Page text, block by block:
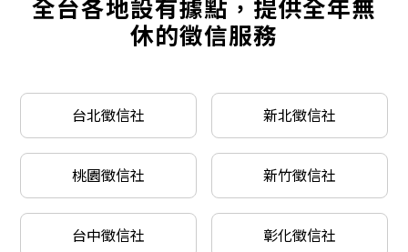
全台各地設有據點，提供全年無
休的徵信服務
台北徵信社 新北徵信社
桃園徵信社 新竹徵信社
台中徵信社 彰化徵信社